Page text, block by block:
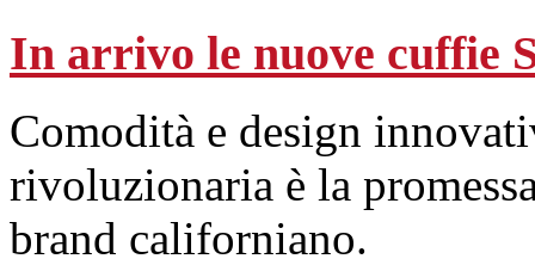
In arrivo le nuove cuffie
Comodità e design
rivoluzionaria è la
brand californiano.